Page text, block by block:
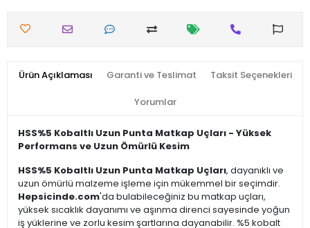
Ürün Açıklaması Garanti ve Teslimat Taksit Seçenekleri
Yorumlar
HSS%5 Kobaltlı Uzun Punta Matkap Uçları - Yüksek
Performans ve Uzun Ömürlü Kesim
HSS%5 Kobaltlı Uzun Punta Matkap Uçları, dayanıklı ve
uzun ömürlü malzeme işleme için mükemmel bir seçimdir.
Hepsicinde.com'da bulabileceğiniz bu matkap uçları,
yüksek sıcaklık dayanımı ve aşınma direnci sayesinde yoğun
iş yüklerine ve zorlu kesim şartlarına dayanabilir. %5 kobalt